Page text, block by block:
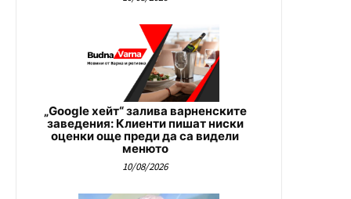
„Google хейт“ залива варненските
заведения: Клиенти пишат ниски
оценки още преди да са видели
менюто
10/08/2026